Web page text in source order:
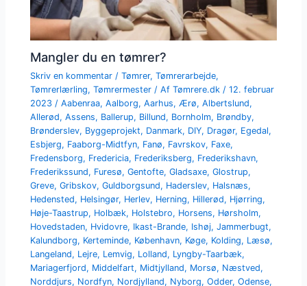
Mangler du en tømrer?
Skriv en kommentar /Tømrer,Tømrerarbejde,
Tømrerlærling,Tømrermester / AfTømrere.dk /12. februar
2023 /Aabenraa,Aalborg,Aarhus, Ærø,Albertslund,
Allerød,Assens, Ballerup, Billund, Bornholm, Brøndby,
Brønderslev, Byggeprojekt, Danmark, DIY, Dragør, Egedal,
Esbjerg, Faaborg-Midtfyn, Fanø, Favrskov, Faxe,
Fredensborg, Fredericia, Frederiksberg, Frederikshavn,
Frederikssund, Furesø,Gentofte,Gladsaxe,Glostrup,
Greve,Gribskov,Guldborgsund, Haderslev, Halsnæs,
Hedensted, Helsingør, Herlev, Herning, Hillerød, Hjørring,
Høje-Taastrup, Holbæk, Holstebro, Horsens, Hørsholm,
Hovedstaden, Hvidovre, Ikast-Brande, Ishøj,Jammerbugt,
Kalundborg, Kerteminde, København, Køge, Kolding, Læsø,
Langeland, Lejre, Lemvig, Lolland, Lyngby-Taarbæk,
Mariagerfjord, Middelfart, Midtjylland, Morsø, Næstved,
Norddjurs, Nordfyn, Nordjylland, Nyborg,Odder,Odense,